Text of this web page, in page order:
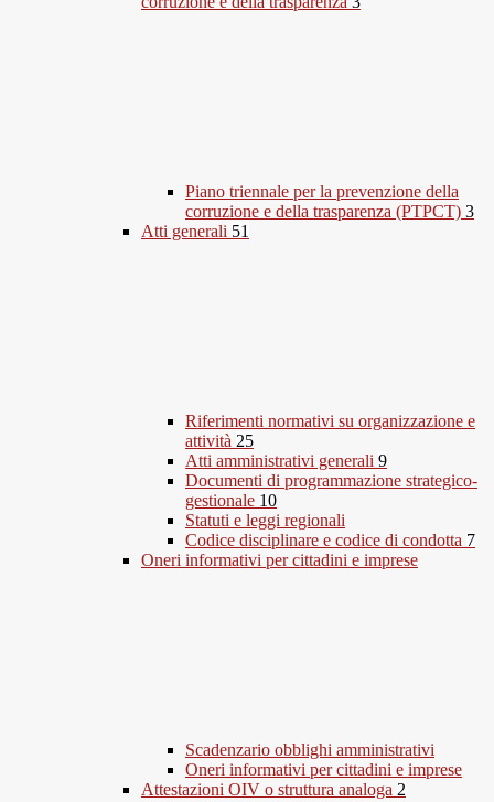
Piano triennale per la prevenzione della
corruzione e della trasparenza (PTPCT) 3
Atti generali 51
Riferimenti normativi su organizzazione e
attività 25
Atti amministrativi generali 9
Documenti di programmazione strategico-
gestionale 10
Statuti e leggi regionali
Codice disciplinare e codice di condotta 7
Oneri informativi per cittadini e imprese
Scadenzario obblighi amministrativi
Oneri informativi per cittadini e imprese
Attestazioni OIV o struttura analoga 2